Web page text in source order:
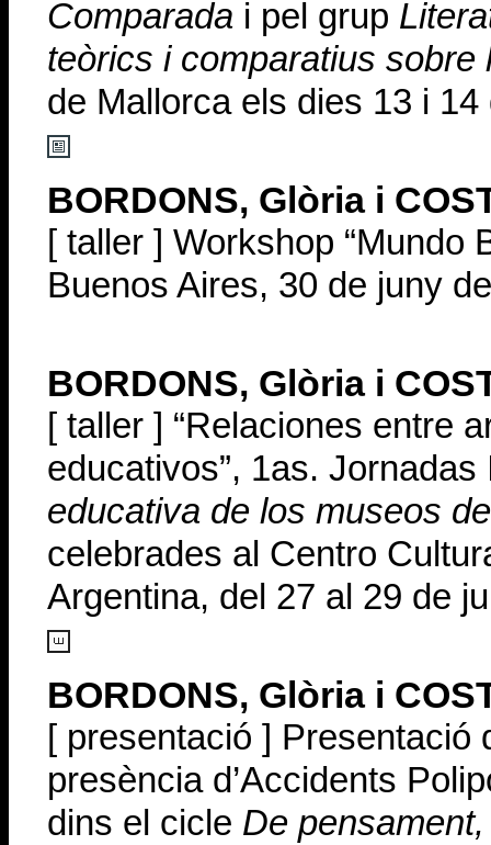
Comparada i pel grup
teòrics i comparatius
de Mallorca els dies 13 i
BORDONS, Glòria i
[ taller ] Workshop “Mundo
Buenos Aires, 30 de juny
BORDONS, Glòria i
[ taller ] “Relaciones entre
educativos”, 1as.
educativa de los museos
celebrades al Centro
Argentina, del 27 al 29 de
BORDONS, Glòria i
[ presentació ] Presentació
presència d’Accidents
dins el cicle De